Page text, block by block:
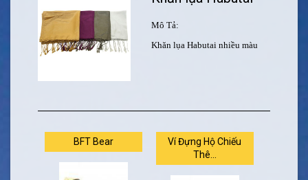
Mô Tả:
Khăn lụa Habutai nhiều màu
BFT Bear
Ví Đựng Hộ Chiếu
Thê...